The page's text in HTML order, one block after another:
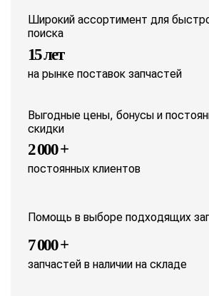
Широкий ассортимент для
поиска
15 лет
на рынке поставок запчастей
Выгодные цены, бонусы и
скидки
2 000 +
постоянных клиентов
Помощь в выборе подходящих
7 000 +
запчастей в наличии на складе